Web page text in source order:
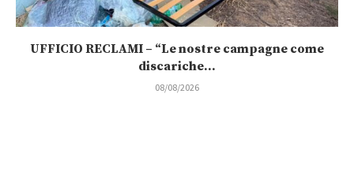
UFFICIO RECLAMI – “Le nostre campagne come
discariche...
08/08/2026